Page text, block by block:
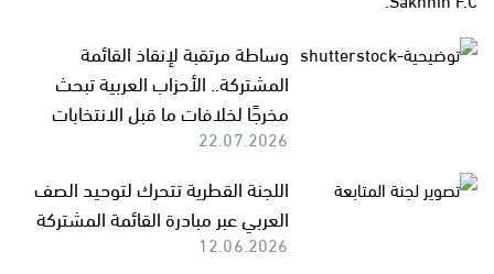
وساطة مرتقبة لإنقاذ القائمة
المشتركة.. الأحزاب العربية تبحث
مخرجًا لخلافات ما قبل الانتخابات
22.07.2026
اللجنة القطرية تتحرك لتوحيد الصف
العربي عبر مبادرة القائمة المشتركة
12.06.2026